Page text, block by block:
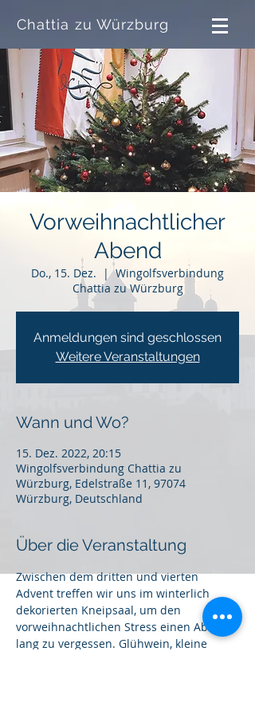
Chattia zu Würzburg
Vorweihnachtlicher
Abend
Do., 15. Dez.
  |
Wingolfsverbindung
Chattia zu Würzburg
Anmeldungen sind geschlossen
Weitere Veranstaltungen
Wann und Wo?
15. Dez. 2022, 20:15
Wingolfsverbindung Chattia zu
Würzburg, Edelstraße 11, 97074
Würzburg, Deutschland
Über die Veranstaltung
Zwischen dem dritten und vierten
Advent treffen wir uns im winterlich
dekorierten Kneipsaal, um den
vorweihnachtlichen Stress einen Abend
lang zu vergessen. Glühwein, kleine